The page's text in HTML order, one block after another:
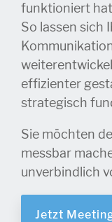
funktioniert
So lassen sich
effizienter
strategisch
Sie möchten
messbar
unverbindlich
Jetzt